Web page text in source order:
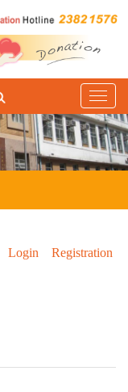
T
o
g
g
l
i
n
Login Registration